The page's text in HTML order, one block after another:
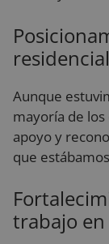
Aunque
mayoría de los
apoyo y
que
trabajo en